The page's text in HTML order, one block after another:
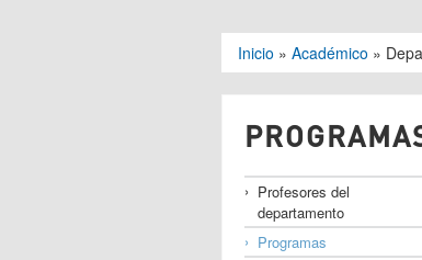
Se
Inicio » Académico »
Profesores del
departamento
Programas